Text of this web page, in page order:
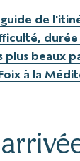
de
plus beaux
à la